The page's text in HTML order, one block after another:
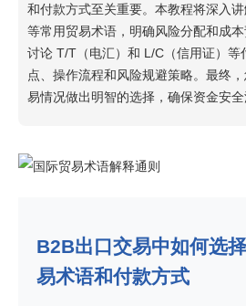
和付款方式至关重要。本教程将深入
等常用贸易术语，明确风险分配和成
讨论 T/T（电汇）和 L/C（信用证）等
点、操作流程和风险规避策略。最终
易情况做出明智的选择，确保资金安全
B2B出口交易中如何选
易术语和付款方式